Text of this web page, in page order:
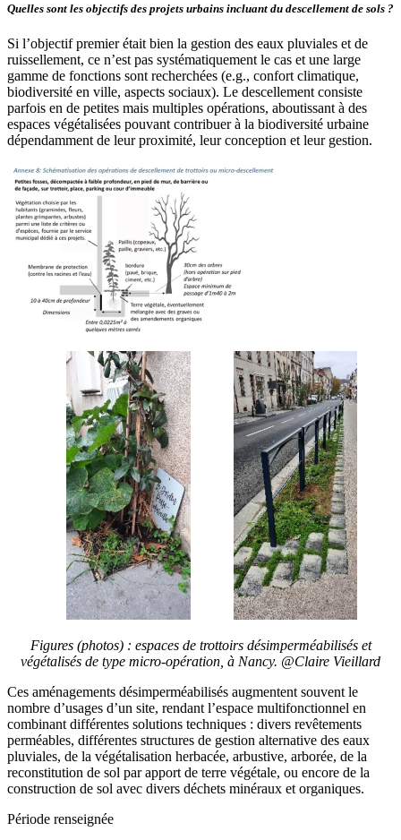
Quelles sont les objectifs des projets urbains incluant du descellement de sols ?
Si l’objectif premier était bien la gestion des eaux pluviales et de
ruissellement, ce n’est pas systématiquement le cas et une large
gamme de fonctions sont recherchées (e.g., confort climatique,
biodiversité en ville, aspects sociaux). Le descellement consiste
parfois en de petites mais multiples opérations, aboutissant à des
espaces végétalisées pouvant contribuer à la biodiversité urbaine
dépendamment de leur proximité, leur conception et leur gestion.
Figures (photos) : espaces de trottoirs désimperméabilisés et
végétalisés de type micro-opération, à Nancy. @Claire Vieillard
Ces aménagements désimperméabilisés augmentent souvent le
nombre d’usages d’un site, rendant l’espace multifonctionnel en
combinant différentes solutions techniques : divers revêtements
perméables, différentes structures de gestion alternative des eaux
pluviales, de la végétalisation herbacée, arbustive, arborée, de la
reconstitution de sol par apport de terre végétale, ou encore de la
construction de sol avec divers déchets minéraux et organiques.
Période renseignée